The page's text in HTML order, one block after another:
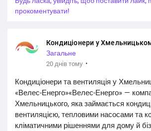
9,3 очка, робить 2,3 підбирання та 1,3
прихильники
ВСІ НОВИНИ СПОРТУ НА:
прокоментувати!
Кондиціонери у
Загальне
20 днів тому ·
Кондиціонери та вентиляція у
«Велес-Енерго»«Велес-Енерго» —
Хмельницького, яка займається
вентиляцією, тепловими насосами та
кліматичними рішеннями для дому й